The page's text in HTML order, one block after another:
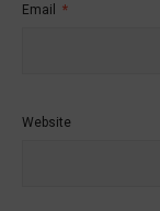
Email *
Website